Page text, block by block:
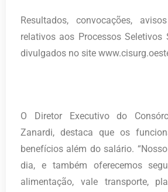
Resultados, convocações,
relativos aos Processos Seletivos
divulgados no site
O Diretor Executivo do
Zanardi, destaca que os
benefícios além do salário.
dia, e também oferecemos
alimentação, vale transporte,